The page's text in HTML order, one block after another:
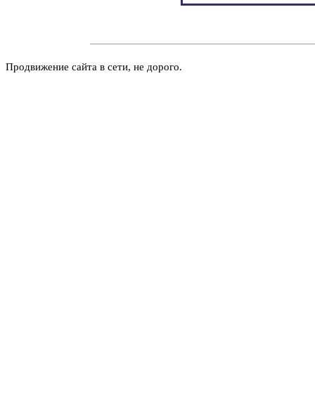
Продвижение сайта в сети, не дорого.